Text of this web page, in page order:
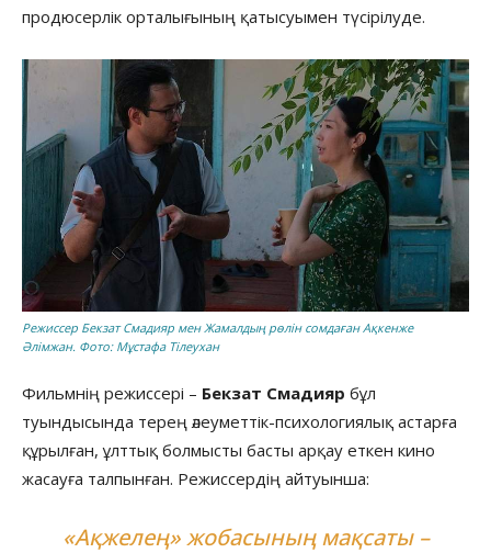
продюсерлік орталығының қатысуымен түсірілуде.
Режиссер Бекзат Смадияр мен Жамалдың рөлін сомдаған Ақкенже
Әлімжан. Фото: Мұстафа Тілеухан
Фильмнің режиссері – Бекзат Смадияр бұл
туындысында терең әлеуметтік-психологиялық астарға
құрылған, ұлттық болмысты басты арқау еткен кино
жасауға талпынған. Режиссердің айтуынша:
«Ақжелең» жобасының мақсаты –